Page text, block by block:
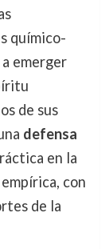
químico-
emerger
de sus
defensa
en la
con
de la